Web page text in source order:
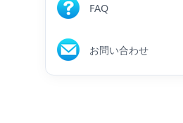
FAQ
お問い合わせ